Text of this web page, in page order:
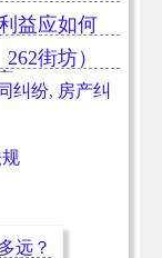
益应如何
街坊）
纠纷, 房产纠
远？